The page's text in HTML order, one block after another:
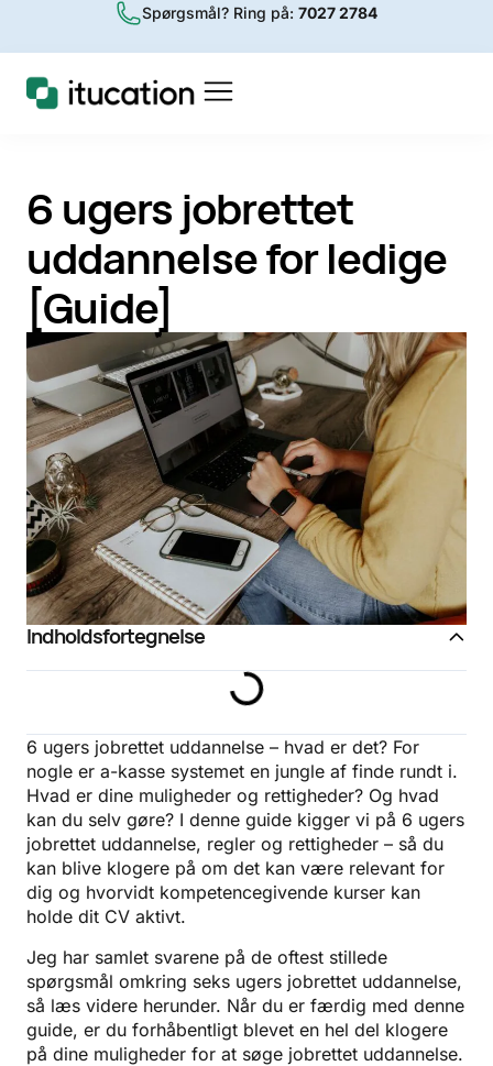
Spørgsmål? Ring på: 7027 2784
6 ugers jobrettet
uddannelse for ledige
[Guide]
Indholdsfortegnelse
6 ugers jobrettet uddannelse – hvad er det? For
nogle er a-kasse systemet en jungle af finde rundt i.
Hvad er dine muligheder og rettigheder? Og hvad
kan du selv gøre? I denne guide kigger vi på 6 ugers
jobrettet uddannelse, regler og rettigheder – så du
kan blive klogere på om det kan være relevant for
dig og hvorvidt kompetencegivende kurser kan
holde dit CV aktivt.
Jeg har samlet svarene på de oftest stillede
spørgsmål omkring seks ugers jobrettet uddannelse,
så læs videre herunder. Når du er færdig med denne
guide, er du forhåbentligt blevet en hel del klogere
på dine muligheder for at søge jobrettet uddannelse.